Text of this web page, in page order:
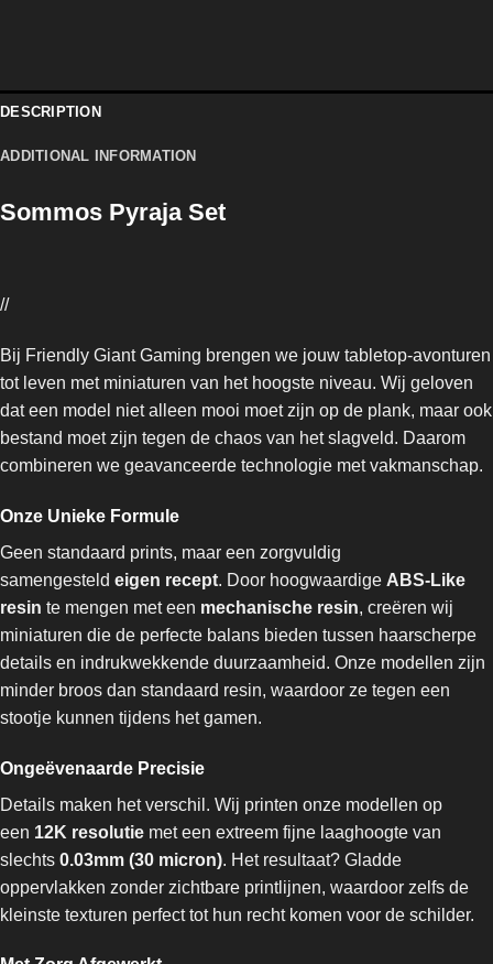
DESCRIPTION
ADDITIONAL INFORMATION
Sommos Pyraja Set
//
Bij Friendly Giant Gaming brengen we jouw tabletop-avonturen
tot leven met miniaturen van het hoogste niveau. Wij geloven
dat een model niet alleen mooi moet zijn op de plank, maar ook
bestand moet zijn tegen de chaos van het slagveld. Daarom
combineren we geavanceerde technologie met vakmanschap.
Onze Unieke Formule
Geen standaard prints, maar een zorgvuldig
samengesteld eigen recept. Door hoogwaardige ABS-Like
resin te mengen met een mechanische resin, creëren wij
miniaturen die de perfecte balans bieden tussen haarscherpe
details en indrukwekkende duurzaamheid. Onze modellen zijn
minder broos dan standaard resin, waardoor ze tegen een
stootje kunnen tijdens het gamen.
Ongeëvenaarde Precisie
Details maken het verschil. Wij printen onze modellen op
een 12K resolutie met een extreem fijne laaghoogte van
slechts 0.03mm (30 micron). Het resultaat? Gladde
oppervlakken zonder zichtbare printlijnen, waardoor zelfs de
kleinste texturen perfect tot hun recht komen voor de schilder.